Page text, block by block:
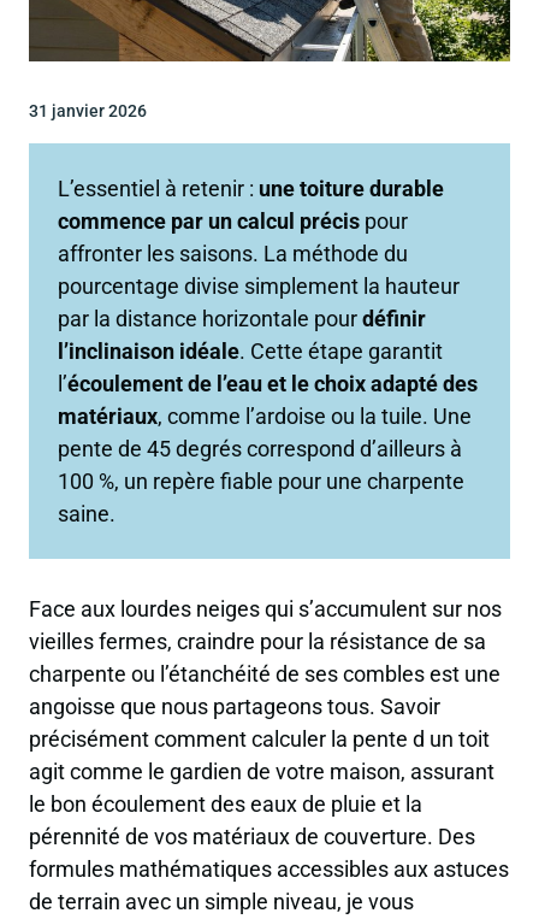
31 janvier 2026
L’essentiel à retenir : une toiture durable
commence par un calcul précis pour
affronter les saisons. La méthode du
pourcentage divise simplement la hauteur
par la distance horizontale pourdéfinir
l’inclinaison idéale. Cette étape garantit
l’écoulement de l’eau et le choix adapté des
matériaux, comme l’ardoise ou la tuile. Une
pente de 45 degrés correspond d’ailleurs à
100 %, un repère fiable pour une charpente
saine.
Face aux lourdes neiges qui s’accumulent sur nos
vieilles fermes, craindre pour la résistance de sa
charpente ou l’étanchéité de ses combles est une
angoisse que nous partageons tous. Savoir
précisément comment calculer la pente d un toit
agit comme le gardien de votre maison, assurant
le bon écoulement des eaux de pluie et la
pérennité de vos matériaux de couverture. Des
formules mathématiques accessibles aux astuces
de terrain avec un simple niveau, je vous